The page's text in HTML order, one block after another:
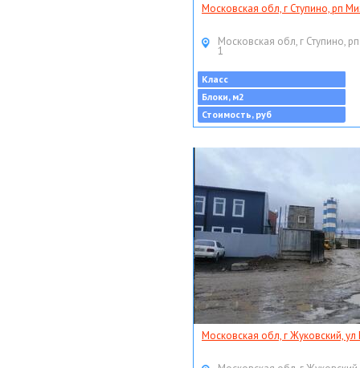
Московская обл, г Ступино, рп
Московская обл, г Ступино,
1
Класс
Блоки, м2
Стоимость, руб
Московская обл, г Жуковский,